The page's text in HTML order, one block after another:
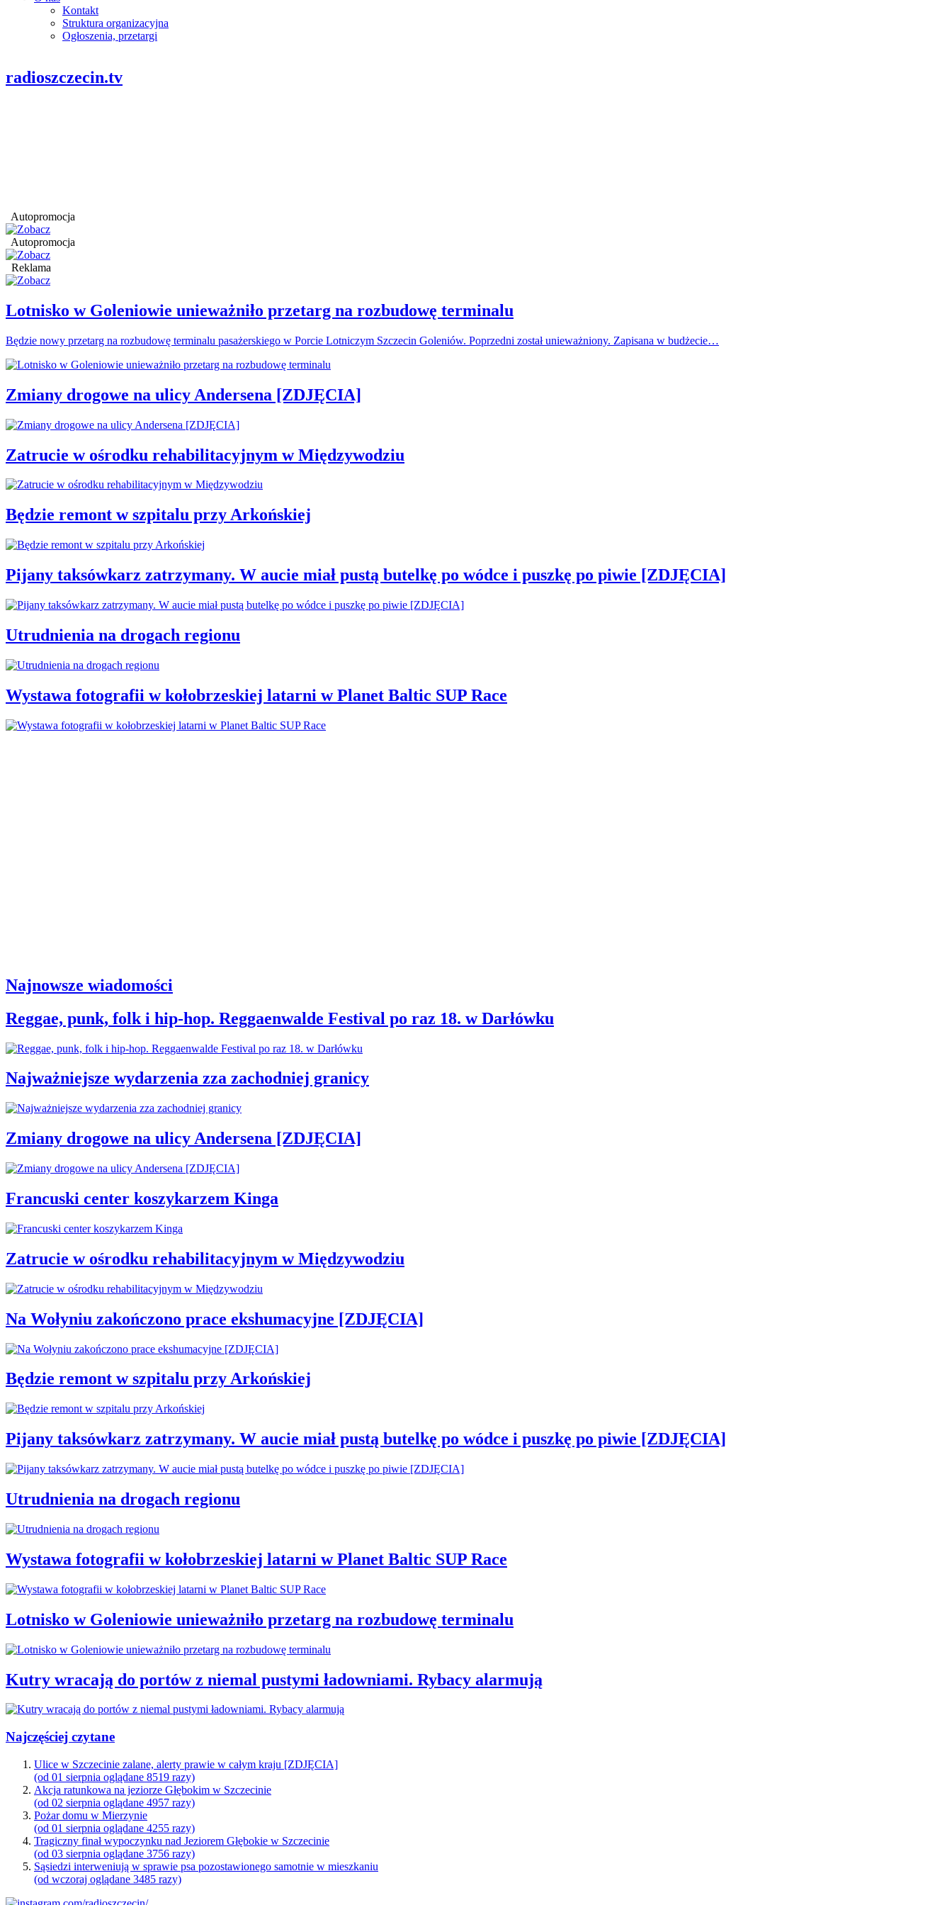
Kontakt
Struktura organizacyjna
Ogłoszenia, przetargi
radioszczecin.tv
Autopromocja
Autopromocja
Reklama
Lotnisko w Goleniowie unieważniło przetarg na rozbudowę terminalu
Będzie nowy przetarg na rozbudowę terminalu pasażerskiego w Porcie Lotniczym Szczecin Goleniów. Poprzedni został unieważniony. Zapisana w budżecie…
Zmiany drogowe na ulicy Andersena [ZDJĘCIA]
Zatrucie w ośrodku rehabilitacyjnym w Międzywodziu
Będzie remont w szpitalu przy Arkońskiej
Pijany taksówkarz zatrzymany. W aucie miał pustą butelkę po wódce i puszkę po piwie [ZDJĘCIA]
Utrudnienia na drogach regionu
Wystawa fotografii w kołobrzeskiej latarni w Planet Baltic SUP Race
Najnowsze wiadomości
Reggae, punk, folk i hip-hop. Reggaenwalde Festival po raz 18. w Darłówku
Najważniejsze wydarzenia zza zachodniej granicy
Zmiany drogowe na ulicy Andersena [ZDJĘCIA]
Francuski center koszykarzem Kinga
Zatrucie w ośrodku rehabilitacyjnym w Międzywodziu
Na Wołyniu zakończono prace ekshumacyjne [ZDJĘCIA]
Będzie remont w szpitalu przy Arkońskiej
Pijany taksówkarz zatrzymany. W aucie miał pustą butelkę po wódce i puszkę po piwie [ZDJĘCIA]
Utrudnienia na drogach regionu
Wystawa fotografii w kołobrzeskiej latarni w Planet Baltic SUP Race
Lotnisko w Goleniowie unieważniło przetarg na rozbudowę terminalu
Kutry wracają do portów z niemal pustymi ładowniami. Rybacy alarmują
Najczęściej czytane
Ulice w Szczecinie zalane, alerty prawie w całym kraju [ZDJĘCIA]
(od 01 sierpnia oglądane 8519 razy)
Akcja ratunkowa na jeziorze Głębokim w Szczecinie
(od 02 sierpnia oglądane 4957 razy)
Pożar domu w Mierzynie
(od 01 sierpnia oglądane 4255 razy)
Tragiczny finał wypoczynku nad Jeziorem Głębokie w Szczecinie
(od 03 sierpnia oglądane 3756 razy)
Sąsiedzi interweniują w sprawie psa pozostawionego samotnie w mieszkaniu
(od wczoraj oglądane 3485 razy)